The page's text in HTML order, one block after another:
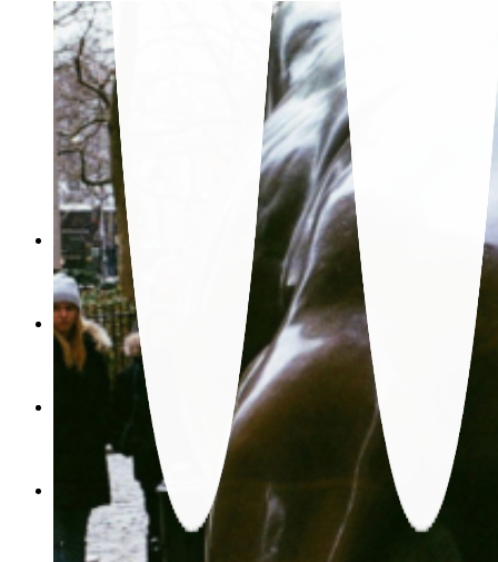
課程新訊
產業資訊
最新消息
聯絡我們